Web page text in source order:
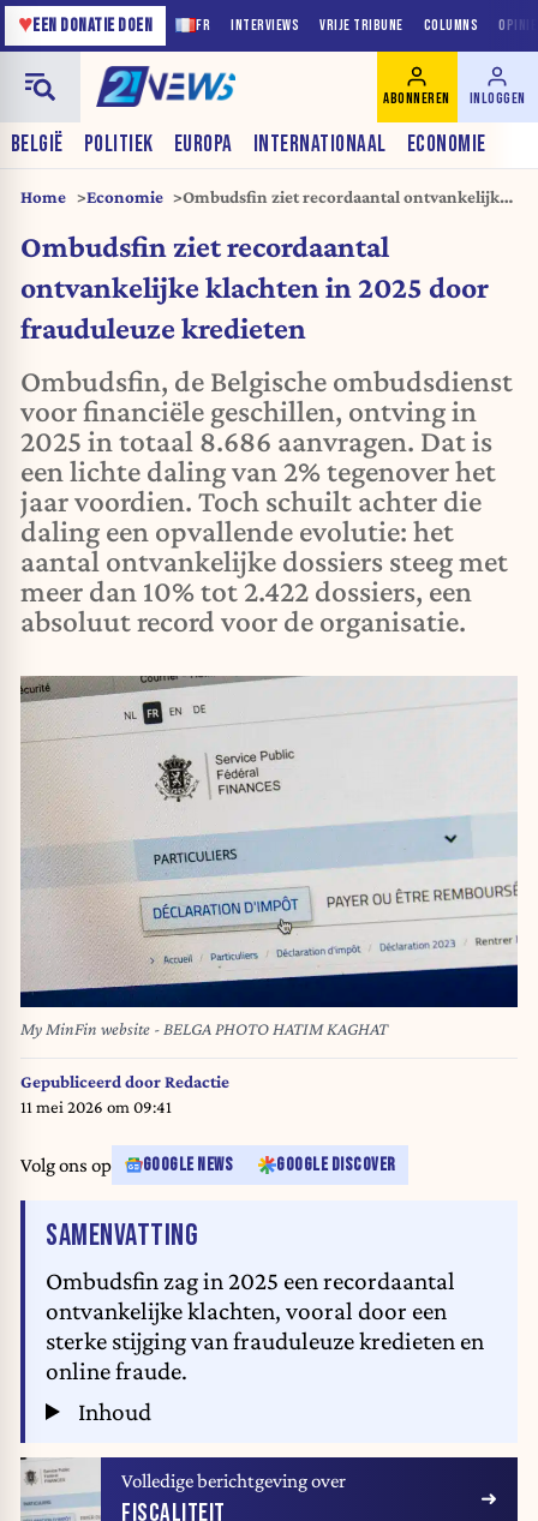
FR INTERVIEWS VRIJE TRIBUNE COLUMNS
♥EEN DONATIE DOEN
BELGIË POLITIEK EUROPA INTERNATIONAAL ECONOMIE
ABONNEREN INLOGGEN
Home Economie
Ombudsfin ziet recordaantal ontvankelijke
kredieten
Ombudsfin ziet recordaantal
ontvankelijke klachten in 2025 door
frauduleuze kredieten
Ombudsfin, de Belgische ombudsdienst
voor financiële geschillen, ontving in
2025 in totaal 8.686 aanvragen. Dat is
een lichte daling van 2% tegenover het
jaar voordien. Toch schuilt achter die
daling een opvallende evolutie: het
aantal ontvankelijke dossiers steeg met
meer dan 10% tot 2.422 dossiers, een
absoluut record voor de organisatie.
My MinFin website - BELGA PHOTO HATIM KAGHAT
Gepubliceerd doorRedactie
11 mei 2026 om 09:41
Volg ons op GOOGLE NEWS GOOGLE DISCOVER
SAMENVATTING
Ombudsfin zag in 2025 een recordaantal
ontvankelijke klachten, vooral door een
sterke stijging van frauduleuze kredieten en
online fraude.
Inhoud
Volledige berichtgeving over
FISCALITEIT